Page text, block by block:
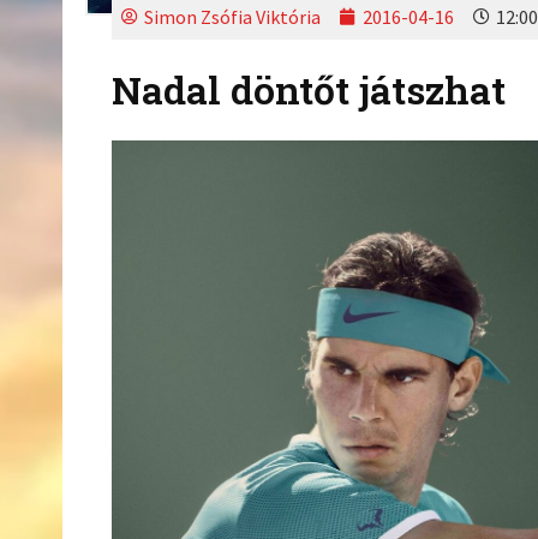
Simon Zsófia Viktória 2016-04-16
Nadal döntőt játszhat